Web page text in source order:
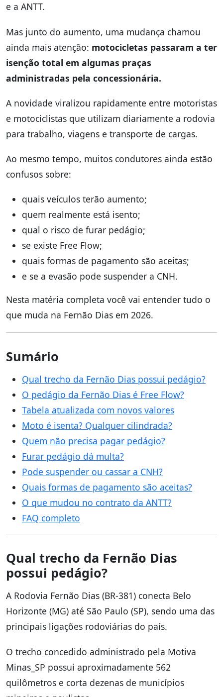
e a ANTT.
Mas junto do aumento, uma mudança chamou
ainda mais atenção: motocicletas passaram a ter
isenção total em algumas praças
administradas pela concessionária.
A novidade viralizou rapidamente entre motoristas
e motociclistas que utilizam diariamente a rodovia
para trabalho, viagens e transporte de cargas.
Ao mesmo tempo, muitos condutores ainda estão
confusos sobre:
quais veículos terão aumento;
quem realmente está isento;
qual o risco de furar pedágio;
se existe Free Flow;
quais formas de pagamento são aceitas;
e se a evasão pode suspender a CNH.
Nesta matéria completa você vai entender tudo o
que muda na Fernão Dias em 2026.
Sumário
Qual trecho da Fernão Dias possui pedágio?
O pedágio da Fernão Dias é Free Flow?
Tabela atualizada com novos valores
Moto é isenta? Qualquer cilindrada?
Quem não precisa pagar pedágio?
Furar pedágio dá multa?
Pode suspender ou cassar a CNH?
Quais formas de pagamento são aceitas?
O que mudou no contrato da ANTT?
FAQ completo
Qual trecho da Fernão Dias
possui pedágio?
A Rodovia Fernão Dias (BR-381) conecta Belo
Horizonte (MG) até São Paulo (SP), sendo uma das
principais ligações rodoviárias do país.
O trecho concedido administrado pela Motiva
Minas_SP possui aproximadamente 562
quilômetros e corta dezenas de municípios